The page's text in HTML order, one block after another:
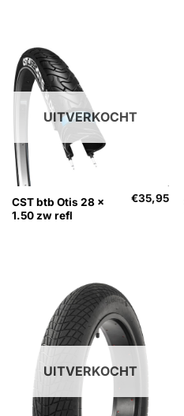
UITVERKOCHT
CST btb Otis 28 x
1.50 zw refl
€35,95
UITVERKOCHT